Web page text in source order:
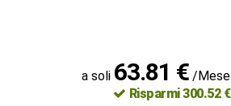
a soli 63.81 € /Mese
Risparmi 300.52 €